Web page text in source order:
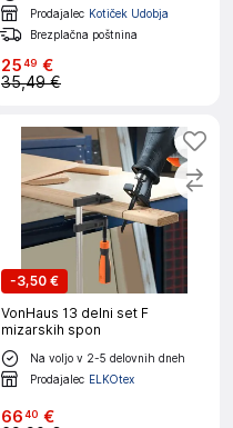
Prodajalec Kotiček Udobja
Brezplačna poštnina
2549 €
35,49 €
-3,50 €
VonHaus 13 delni set F
mizarskih spon
Na voljo v 2-5 delovnih dneh
Prodajalec ELKOtex
6640 €